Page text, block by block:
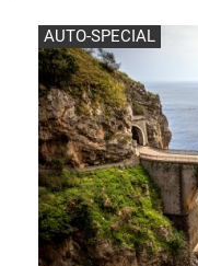
AUTO-SPECIAL